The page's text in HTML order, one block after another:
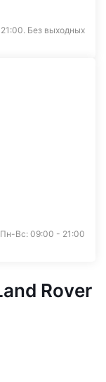
Без выходных
Пн-Вс: 09:00 - 21:00
Rover